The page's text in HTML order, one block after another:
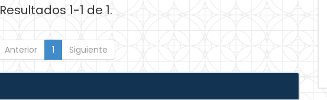
Resultados 1-1 de 1.
Anterior 1 Siguiente